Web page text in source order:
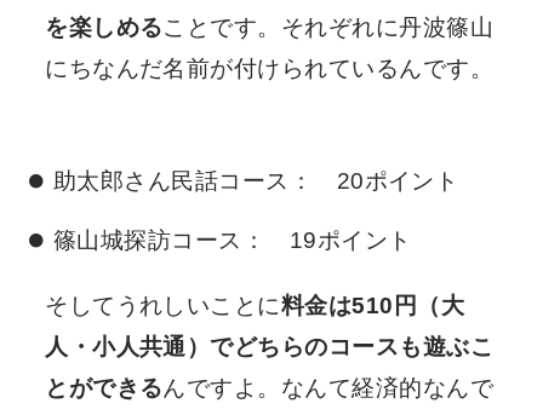
を楽しめることです。それぞれに丹波篠山
にちなんだ名前が付けられているんです。
助太郎さん民話コース： 20ポイント
篠山城探訪コース： 19ポイント
そしてうれしいことに料金は510円（大
人・小人共通）でどちらのコースも遊ぶこ
とができるんですよ。なんて経済的なんで